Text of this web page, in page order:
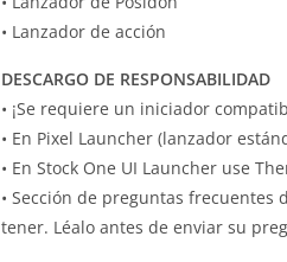
• Lanzador de acción
DESCARGO DE RESPONSABILIDAD
• ¡Se requiere un iniciador
• En Pixel Launcher (lanzador
• En Stock One UI Launcher use
• Sección de preguntas
tener. Léalo antes de enviar su